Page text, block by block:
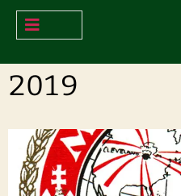
2019